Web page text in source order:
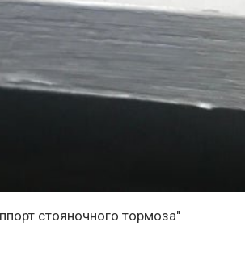
стояночного тормоза"